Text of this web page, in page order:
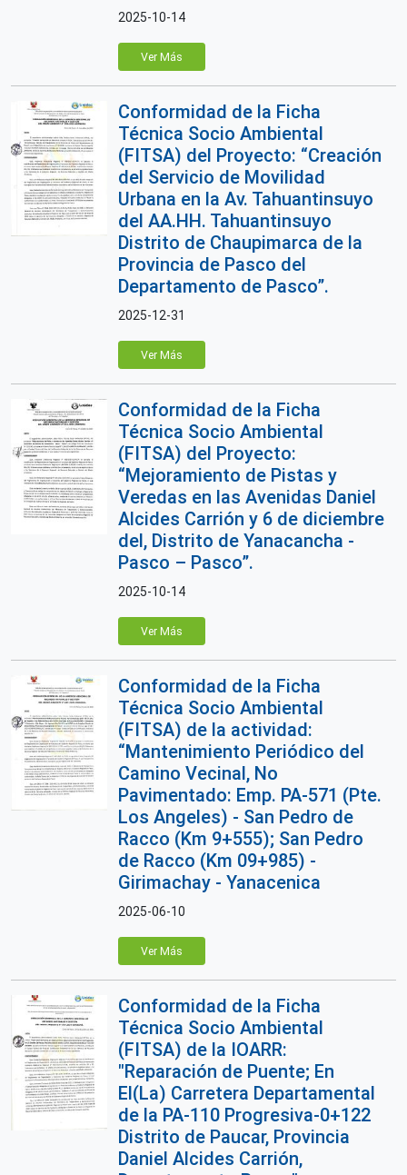
2025-10-14
Ver Más
Conformidad de la Ficha
Técnica Socio Ambiental
(FITSA) del Proyecto: “Creación
del Servicio de Movilidad
Urbana en la Av. Tahuantinsuyo
del AA.HH. Tahuantinsuyo
Distrito de Chaupimarca de la
Provincia de Pasco del
Departamento de Pasco”.
2025-12-31
Ver Más
Conformidad de la Ficha
Técnica Socio Ambiental
(FITSA) del Proyecto:
“Mejoramiento de Pistas y
Veredas en las Avenidas Daniel
Alcides Carrión y 6 de diciembre
del, Distrito de Yanacancha -
Pasco – Pasco”.
2025-10-14
Ver Más
Conformidad de la Ficha
Técnica Socio Ambiental
(FITSA) de la actividad:
“Mantenimiento Periódico del
Camino Vecinal, No
Pavimentado: Emp. PA-571 (Pte.
Los Angeles) - San Pedro de
Racco (Km 9+555); San Pedro
de Racco (Km 09+985) -
Girimachay - Yanacenica
2025-06-10
Ver Más
Conformidad de la Ficha
Técnica Socio Ambiental
(FITSA) de la IOARR:
"Reparación de Puente; En
El(La) Carretera Departamental
de la PA-110 Progresiva-0+122
Distrito de Paucar, Provincia
Daniel Alcides Carrión,